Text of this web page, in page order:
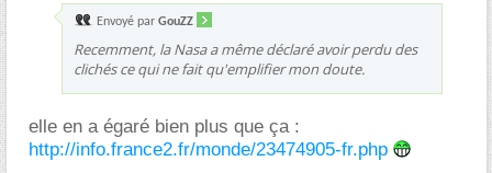
Envoyé par GouZZ
Recemment, la Nasa a même déclaré avoir perdu des
clichés ce qui ne fait qu'emplifier mon doute.
elle en a égaré bien plus que ça :
http://info.france2.fr/monde/23474905-fr.php